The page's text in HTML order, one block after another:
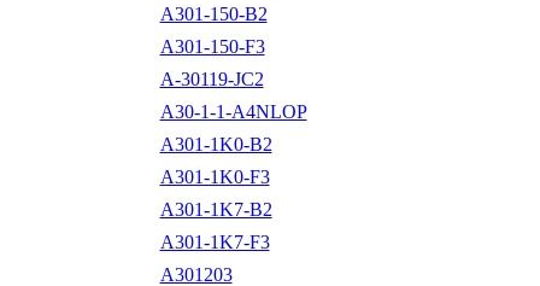
A301-150-B2
A301-150-F3
A-30119-JC2
A30-1-1-A4NLOP
A301-1K0-B2
A301-1K0-F3
A301-1K7-B2
A301-1K7-F3
A301203